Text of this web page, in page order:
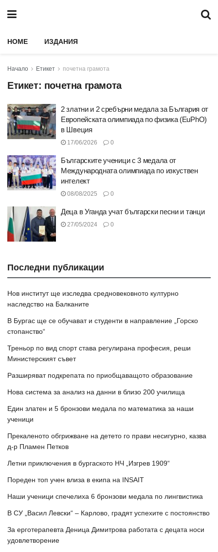
HOME ИЗДАНИЯ
Начало Етикет почетна грамота
Етикет: почетна грамота
2 златни и 2 сребърни медала за България от
Европейската олимпиада по физика (EuPhO)
в Швеция
17/06/2026 0
Българските ученици с 3 медала от
Международната олимпиада по изкуствен
интелект
08/08/2025 0
Деца в Уганда учат български песни и танци
27/05/2024 0
Последни публикации
Нов институт ще изследва средновековното културно
наследство на Балканите
В Бургас ще се обучават и студенти в направление „Горско
стопанство“
Треньор по вид спорт става регулирана професия, реши
Министерският съвет
Разширяват подкрепата по приобщаващото образование
Нова система за анализ на данни в близо 200 училища
Един златен и 5 бронзови медала по математика за наши
ученици
Прекаленото обгрижване на детето го прави несигурно, казва
д-р Пламен Петков
Летни приключения в бургаското НЧ „Изгрев 1909“
Пореден топ учен влиза в екипа на INSAIT
Наши ученици спечелиха 6 бронзови медала по лингвистика
В СУ „Васил Левски“ – Карлово, градят успехите с постоянство
За ерготерапевта Деница Димитрова работата с децата носи
удовлетворение